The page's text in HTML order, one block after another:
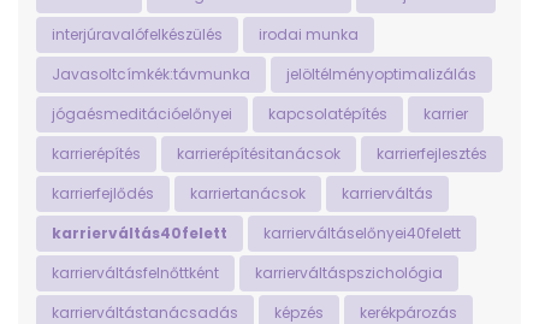
interjúravalófelkészülés
irodai munka
Javasoltcímkék:távmunka
jelöltélményoptimalizálás
jógaésmeditációelőnyei
kapcsolatépítés
karrier
karrierépítés
karrierépítésitanácsok
karrierfejlesztés
karrierfejlődés
karriertanácsok
karrierváltás
karrierváltás40felett
karrierváltáselőnyei40felett
karrierváltásfelnőttként
karrierváltáspszichológia
karrierváltástanácsadás
képzés
kerékpározás